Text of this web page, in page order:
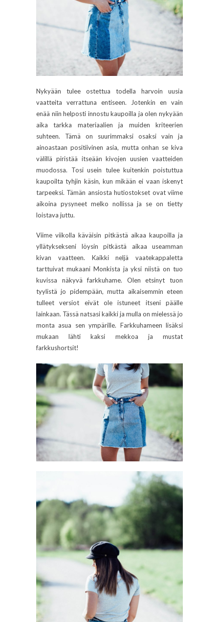
Nykyään tulee ostettua todella harvoin uusia
vaatteita verrattuna entiseen. Jotenkin en vain
enää niin helposti innostu kaupoilla ja olen nykyään
aika tarkka materiaalien ja muiden kriteerien
suhteen. Tämä on suurimmaksi osaksi vain ja
ainoastaan positiivinen asia, mutta onhan se kiva
välillä piristää itseään kivojen uusien vaatteiden
muodossa. Tosi usein tulee kuitenkin poistuttua
kaupoilta tyhjin käsin, kun mikään ei vaan iskenyt
tarpeeksi. Tämän ansiosta hutiostokset ovat viime
aikoina pysyneet melko nollissa ja se on tietty
loistava juttu.
Viime viikolla käväisin pitkästä aikaa kaupoilla ja
yllätyksekseni löysin pitkästä aikaa useamman
kivan vaatteen. Kaikki neljä vaatekappaletta
tarttuivat mukaani Monkista ja yksi niistä on tuo
kuvissa näkyvä farkkuhame. Olen etsinyt tuon
tyylistä jo pidempään, mutta aikaisemmin eteen
tulleet versiot eivät ole istuneet itseni päälle
lainkaan. Tässä natsasi kaikki ja mulla on mielessä jo
monta asua sen ympärille. Farkkuhameen lisäksi
mukaan lähti kaksi mekkoa ja mustat
farkkushortsit!